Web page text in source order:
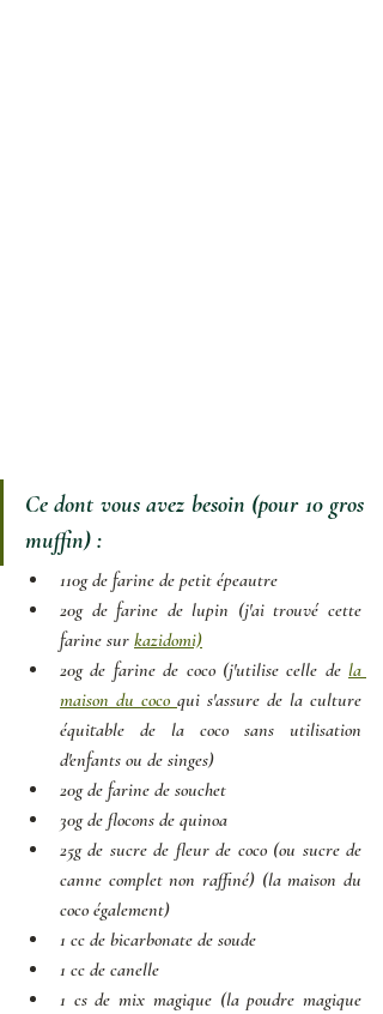
Ce dont vous avez besoin (pour 10 gros
muffin) :
110g de farine de petit épeautre
20g de farine de lupin (j'ai trouvé cette
farine sur kazidomi)
20g de farine de coco (j'utilise celle de la
maison du coco qui s'assure de la culture
équitable de la coco sans utilisation
d'enfants ou de singes)
20g de farine de souchet
30g de flocons de quinoa
25g de sucre de fleur de coco (ou sucre de
canne complet non raffiné) (la maison du
coco également)
1 cc de bicarbonate de soude
1 cc de canelle
1 cs de mix magique (la poudre magique